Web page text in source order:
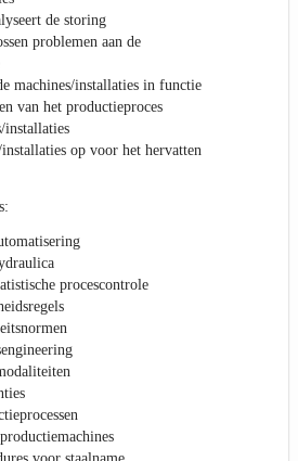
de storing
problemen aan de
machines/installaties in functie
van het productieproces
installaties
op voor het hervatten
procescontrole